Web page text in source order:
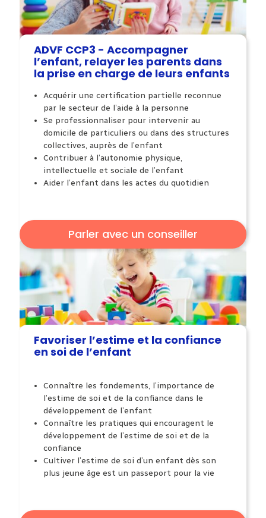
ADVF CCP3 - Accompagner
l’enfant, relayer les parents dans
la prise en charge de leurs enfants
Acquérir une certification partielle reconnue
par le secteur de l’aide à la personne
Se professionnaliser pour intervenir au
domicile de particuliers ou dans des structures
collectives, auprès de l’enfant
Contribuer à l’autonomie physique,
intellectuelle et sociale de l’enfant
Aider l’enfant dans les actes du quotidien
Parler avec un conseiller
Favoriser l’estime et la confiance
en soi de l’enfant
Connaître les fondements, l’importance de
l’estime de soi et de la confiance dans le
développement de l’enfant
Connaître les pratiques qui encouragent le
développement de l’estime de soi et de la
confiance
Cultiver l’estime de soi d’un enfant dès son
plus jeune âge est un passeport pour la vie